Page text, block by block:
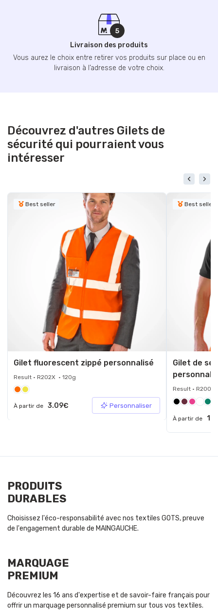
Livraison des produits
Vous aurez le choix entre retirer vos produits sur place ou en
livraison à l’adresse de votre choix.
Découvrez d'autres Gilets de
sécurité qui pourraient vous
intéresser
Best seller
Gilet fluorescent zippé personnalisé
Result • R202X • 120g
À partir de 3.09€ Personnaliser
Best seller
Gilet de
Result • R200X
À partir de
PRODUITS
DURABLES
Choisissez l'éco-responsabilité avec nos textiles GOTS, preuve
de l'engagement durable de MAINGAUCHE.
MARQUAGE
PREMIUM
Découvrez les 16 ans d'expertise et de savoir-faire français pour
offrir un marquage personnalisé premium sur tous vos textiles.